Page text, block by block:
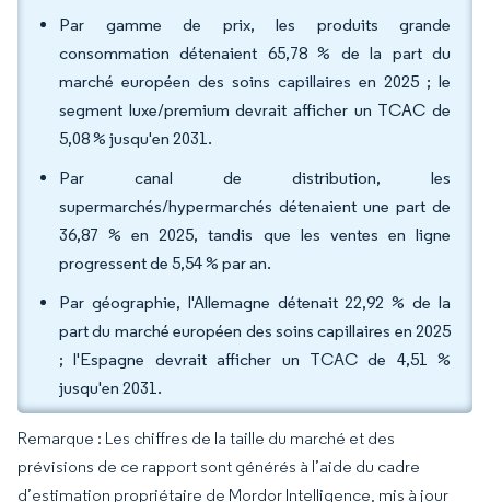
Par gamme de prix, les produits grande
consommation détenaient 65,78 % de la part du
marché européen des soins capillaires en 2025 ; le
segment luxe/premium devrait afficher un TCAC de
5,08 % jusqu'en 2031.
Par canal de distribution, les
supermarchés/hypermarchés détenaient une part de
36,87 % en 2025, tandis que les ventes en ligne
progressent de 5,54 % par an.
Par géographie, l'Allemagne détenait 22,92 % de la
part du marché européen des soins capillaires en 2025
; l'Espagne devrait afficher un TCAC de 4,51 %
jusqu'en 2031.
Remarque : Les chiffres de la taille du marché et des
prévisions de ce rapport sont générés à l’aide du cadre
d’estimation propriétaire de Mordor Intelligence, mis à jour